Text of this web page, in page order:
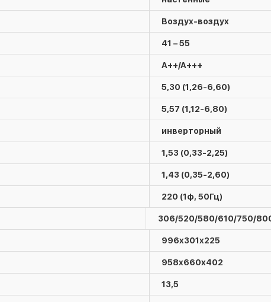
Воздух-воздух
41 – 55
A++/A+++
5,30 (1,26-6,60)
5,57 (1,12-6,80)
инверторный
1,53 (0,33-2,25)
1,43 (0,35-2,60)
220 (1ф, 50Гц)
306/520/580/610/750/
996x301x225
958x660x402
13,5